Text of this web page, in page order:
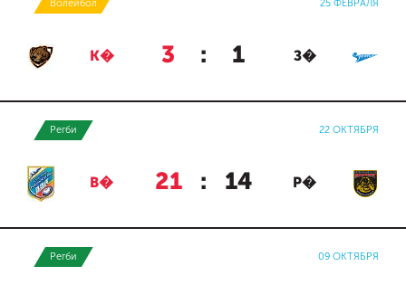
Волейбол 25 ФЕВРАЛЯ
К� 3 : 1 З�
Регби 22 ОКТЯБРЯ
В� 21 : 14 Р�
Регби 09 ОКТЯБРЯ